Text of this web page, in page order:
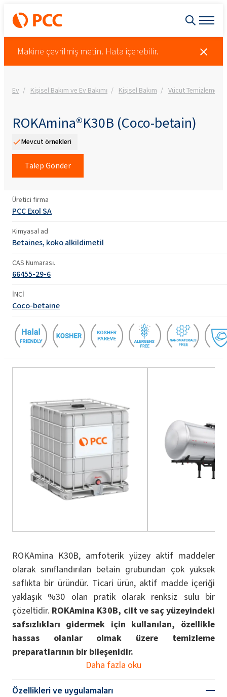
Makine çevrilmiş metin. Hata içerebilir.
Ev Kişisel Bakım ve Ev Bakımı Kişisel Bakım Vücut Temizleme
ROKAmina®K30B (Coco-betain)
Mevcut örnekleri
Talep Gönder
Üretici firma
PCC Exol SA
Kimyasal ad
Betaines, koko alkildimetil
CAS Numarası.
66455-29-6
İNCİ
Coco-betaine
ROKAmina K30B, amfoterik yüzey aktif maddeler
olarak sınıflandırılan betain grubundan çok yüksek
saflıkta bir üründür. Ticari ürün, aktif madde içeriği
yaklaşık %30 olan pratik olarak renksiz sulu bir
çözeltidir. ROKAmina K30B, cilt ve saç yüzeyindeki
safsızlıkları gidermek için kullanılan, özellikle
hassas olanlar olmak üzere temizleme
preparatlarının bir bileşenidir.
Daha fazla oku
Özellikleri ve uygulamaları